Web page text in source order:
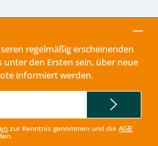
regelmäßig erscheinenden
den Ersten sein, über neue
informiert werden.
zur Kenntnis genommen und dieAGB